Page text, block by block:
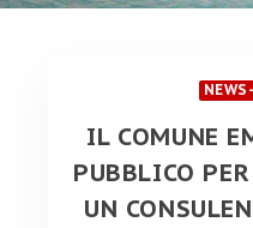
IL COMUNE
PUBBLICO
UN